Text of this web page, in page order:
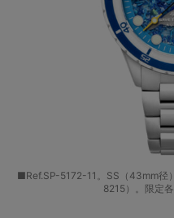
■Ref.SP-5172-11。SS（43mm径
8215）。限定